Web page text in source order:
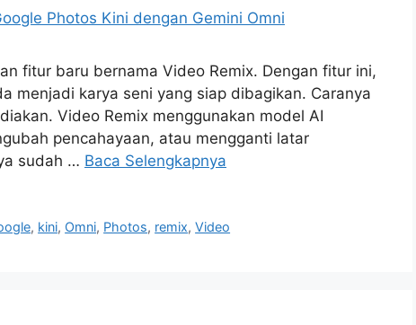
fitur baru bernama Video Remix. Dengan fitur ini,
menjadi karya seni yang siap dibagikan. Caranya
Video Remix menggunakan model AI
pencahayaan, atau mengganti latar
sudah … Baca Selengkapnya
, kini, Omni, Photos, remix,Video